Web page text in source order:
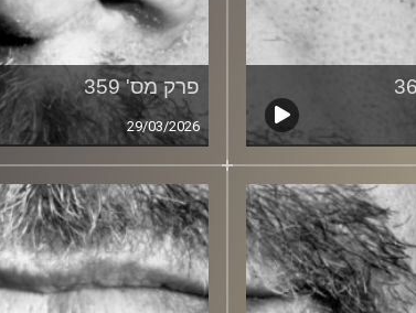
פרק מס' 359
29/03/2026